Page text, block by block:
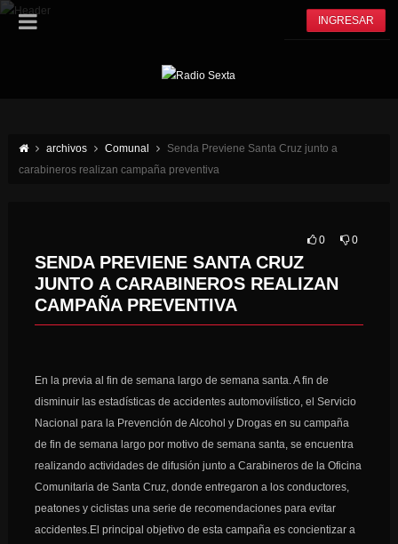
INGRESAR
archivos Comunal
Senda Previene Santa Cruz junto a
carabineros realizan campaña preventiva
0 0
SENDA PREVIENE SANTA CRUZ
JUNTO A CARABINEROS REALIZAN
CAMPAÑA PREVENTIVA
En la previa al fin de semana largo de semana santa. A fin de
disminuir las estadísticas de accidentes automovilístico, el Servicio
Nacional para la Prevención de Alcohol y Drogas en su campaña
de fin de semana largo por motivo de semana santa, se encuentra
realizando actividades de difusión junto a Carabineros de la Oficina
Comunitaria de Santa Cruz, donde entregaron a los conductores,
peatones y ciclistas una serie de recomendaciones para evitar
accidentes.El principal objetivo de esta campaña es concientizar a